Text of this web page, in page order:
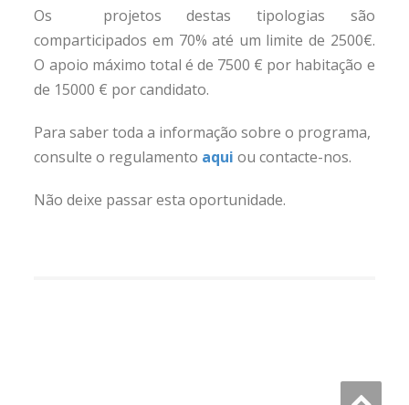
Os projetos destas tipologias são
comparticipados em 70% até um limite de 2500€.
O apoio máximo total é de 7500 € por habitação e
de 15000 € por candidato.
Para saber toda a informação sobre o programa,
consulte o regulamento aqui ou contacte-nos.
Não deixe passar esta oportunidade.